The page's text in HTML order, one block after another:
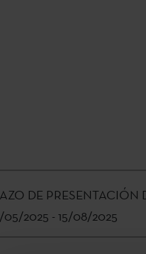
DE PRESENTACIÓN
2025 - 15/08/2025